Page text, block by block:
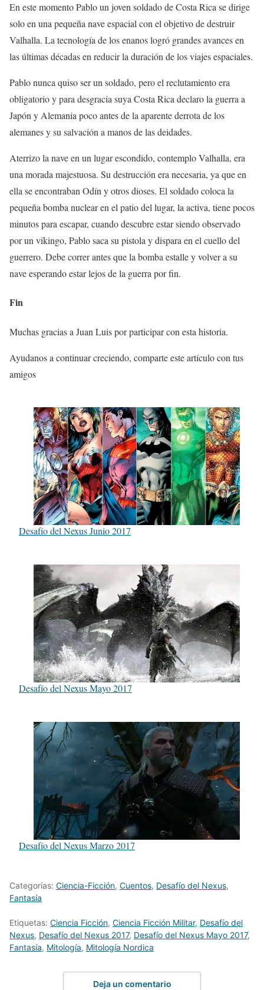
En este momento Pablo un joven soldado de Costa Rica se dirige
solo en una pequeña nave espacial con el objetivo de destruir
Valhalla. La tecnología de los enanos logró grandes avances en
las últimas décadas en reducir la duración de los viajes espaciales.
Pablo nunca quiso ser un soldado, pero el reclutamiento era
obligatorio y para desgracia suya Costa Rica declaro la guerra a
Japón y Alemania poco antes de la aparente derrota de los
alemanes y su salvación a manos de las deidades.
Aterrizo la nave en un lugar escondido, contemplo Valhalla, era
una morada majestuosa. Su destrucción era necesaria, ya que en
ella se encontraban Odín y otros dioses. El soldado coloca la
pequeña bomba nuclear en el patio del lugar, la activa, tiene pocos
minutos para escapar, cuando descubre estar siendo observado
por un vikingo, Pablo saca su pistola y dispara en el cuello del
guerrero. Debe correr antes que la bomba estalle y volver a su
nave esperando estar lejos de la guerra por fin.
Fin
Muchas gracias a Juan Luis por participar con esta historia.
Ayudanos a continuar creciendo, comparte este artículo con tus
amigos
Desafío del Nexus Junio 2017
Desafío del Nexus Mayo 2017
Desafío del Nexus Marzo 2017
Categorías: Ciencia-Ficción, Cuentos, Desafío del Nexus,
Fantasía
Etiquetas: Ciencia Ficción, Ciencia Ficción Militar, Desafío del
Nexus, Desafío del Nexus 2017, Desafío del Nexus Mayo 2017,
Fantasía, Mitología, Mitología Nordica
Deja un comentario